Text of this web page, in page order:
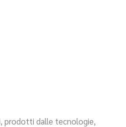
prodotti dalle tecnologie,